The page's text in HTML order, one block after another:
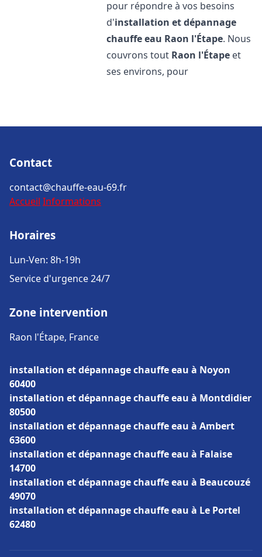
pour répondre à vos besoins
d'installation et dépannage
chauffe eau Raon l'Étape. Nous
couvrons tout Raon l'Étape et
ses environs, pour
Contact
contact@chauffe-eau-69.fr
Accueil Informations
Horaires
Lun-Ven: 8h-19h
Service d'urgence 24/7
Zone intervention
Raon l'Étape, France
installation et dépannage chauffe eau à Noyon
60400
installation et dépannage chauffe eau à Montdidier
80500
installation et dépannage chauffe eau à Ambert
63600
installation et dépannage chauffe eau à Falaise
14700
installation et dépannage chauffe eau à Beaucouzé
49070
installation et dépannage chauffe eau à Le Portel
62480